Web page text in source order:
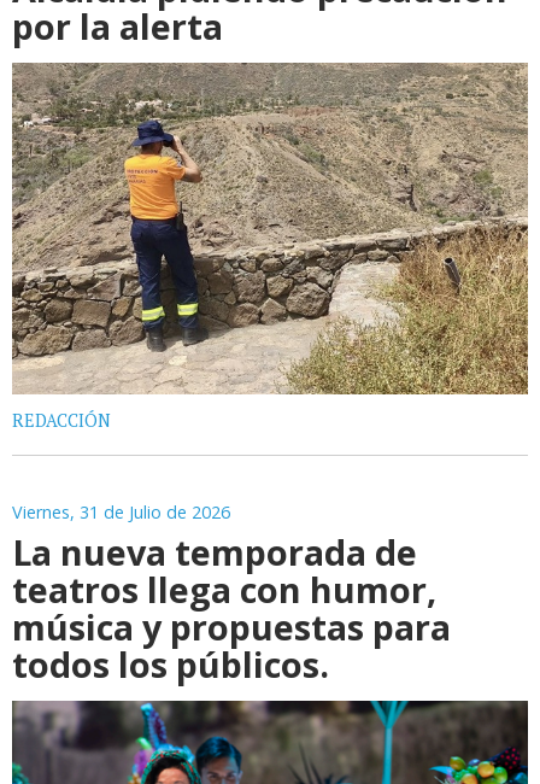
por la alerta
REDACCIÓN
Viernes, 31 de Julio de 2026
La nueva temporada de
teatros llega con humor,
música y propuestas para
todos los públicos.